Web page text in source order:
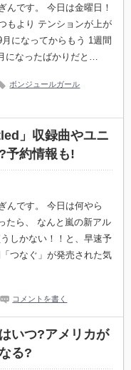
んです。 今日は金曜日！
もより テンションが上が
になってからもう 1週間
になったばかりだと…
ボンジュールガール
」収録曲やユニ
予約情報も!
んです。 今日は何やら
たら、 なんと嵐の新アル
しかない！！と、早速予
つなぐ」が発売された気
コメントを書く
いつ?アメリカが
る?